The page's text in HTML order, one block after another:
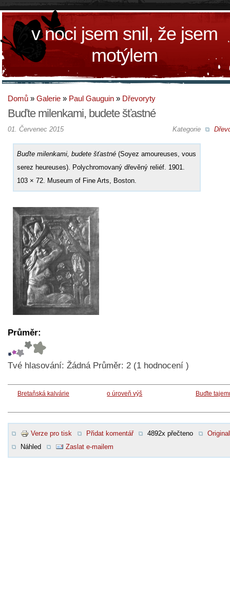
v noci jsem snil, že jsem
motýlem
Domů » Galerie » Paul Gauguin » Dřevoryty
Buďte milenkami, budete šťastné
Kategorie
01. Červenec 2015
Buďte milenkami, budete šťastné (Soyez amoureuses, vous
serez heureuses). Polychromovaný dřevěný reliéf. 1901.
103 × 72. Museum of Fine Arts, Boston.
Průměr:
Tvé hlasování: Žádná Průměr: 2 (1 hodnocení )
Bretaňská kalvárie o úroveň výš Buďte
Verze pro tisk Přidat komentář 4892x přečteno
Original
Náhled
Zaslat e-mailem